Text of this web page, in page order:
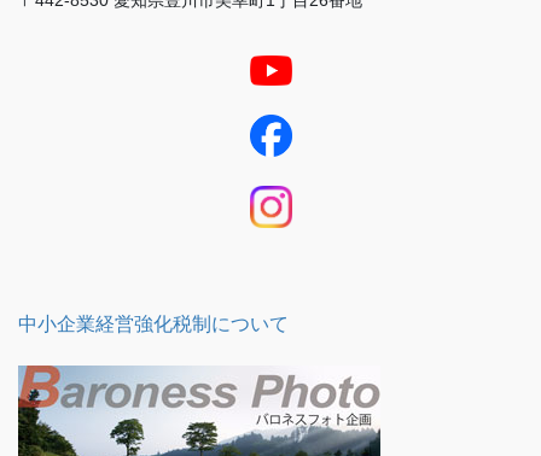
中小企業経営強化税制について